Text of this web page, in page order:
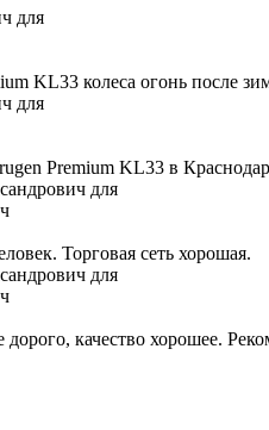
KL33 колеса огонь после
Premium KL33 в
Торговая сеть хорошая.
качество хорошее.